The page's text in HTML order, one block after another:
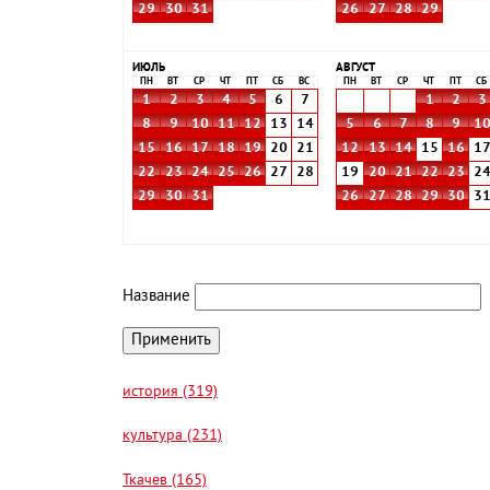
29
30 31
26
27 28 29
ИЮЛЬ
ПН ВТ СР ЧТ СБ ВС
1 2 3 4 5 6
7
8
9 10 11 12 13
14
15
16 17 18 19 20
21
22
23 24 25 26 27
28
29
30 31
АВГУСТ
ПН ВТ СР ЧТ СБ
1 2 3
5
6 7 8 9 10
12
13 14 15 16 17
19
20 21 22 23 24
26
27 28 29 30 31
Название
история (319)
культура (231)
Ткачев (165)